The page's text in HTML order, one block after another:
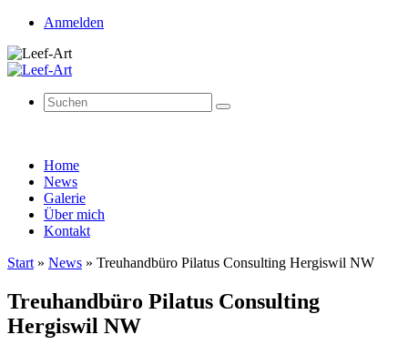
Anmelden
Suchen
nach:
Suchen
Zum
Inhalt
springen
Home
News
Galerie
Über mich
Kontakt
Start » News » Treuhandbüro Pilatus Consulting Hergiswil NW
Treuhandbüro Pilatus Consulting
Hergiswil NW